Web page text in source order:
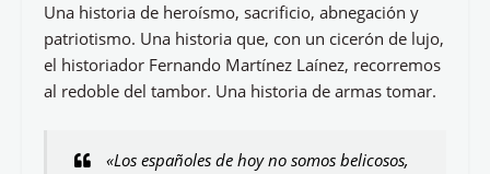
Una historia de heroísmo, sacrificio, abnegación y
patriotismo. Una historia que, con un cicerón de lujo,
el historiador Fernando Martínez Laínez, recorremos
al redoble del tambor. Una historia de armas tomar.
«Los españoles de hoy no somos belicosos,